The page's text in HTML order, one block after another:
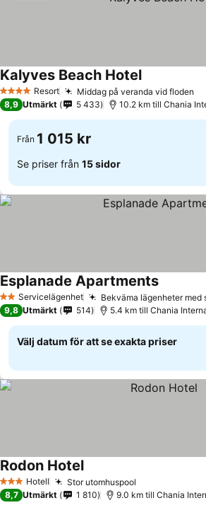
4 StjärnorResort Middag på veranda vid floden
Kalyves Beach Hotel
8,9 Utmärkt 5 433 10.2 km till Chania
Från 1 015 kr
Se priser från 15 sidor
2 StjärnorServicelägenhet Bekväma lägenheter med
Esplanade Apartments
9,8 Utmärkt 514 5.4 km till Chania
Välj datum för att se exakta priser
3 StjärnorHotell Stor utomhuspool
Rodon Hotel
8,7 Utmärkt 1 810 9.0 km till Chania